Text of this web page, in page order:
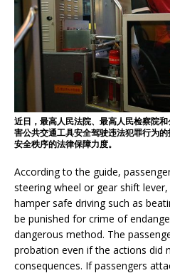
近日，最高人民法院、最高人民检察院
害公共交通工具安全驾驶违法犯罪行为
安全秩序的法律保障力度。
According to the guide,
steering wheel or gear shift
hamper safe driving such as
be punished for crime of
dangerous method. The
probation even if the actions did
consequences. If passengers